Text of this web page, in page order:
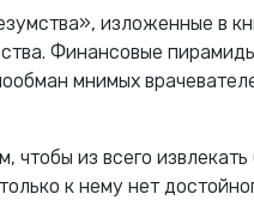
изложенные в
Финансовые
мнимых
чтобы из всего
к нему нет